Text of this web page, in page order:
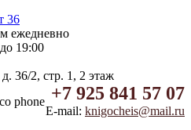
ежедневно
19:00
36/2, стр. 1, 2 этаж
+7 925 841 57 07
E-mail: knigocheis@mail.ru